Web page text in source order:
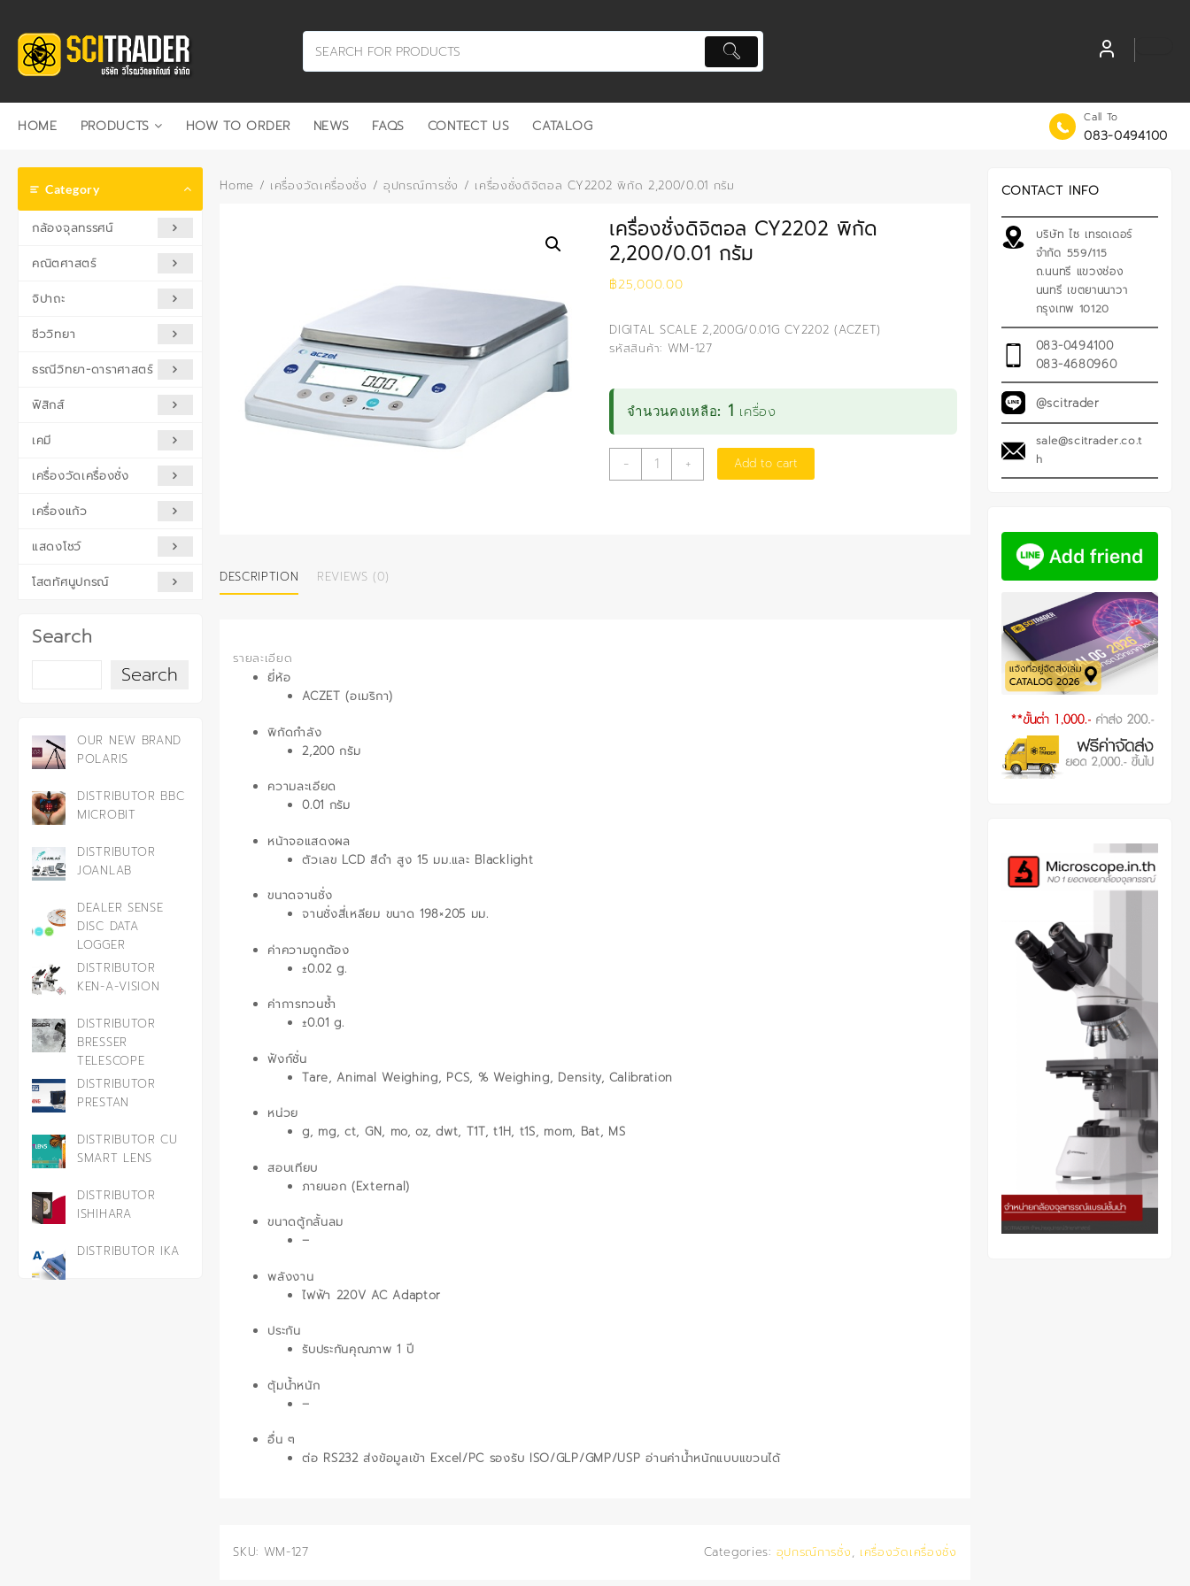
content
HOME PRODUCTS HOW TO ORDER NEWS FAQS CONTECT US CATALOG Call To
083-0494100
Category
กล้องจุลทรรศน์
คณิตศาสตร์
จิปาถะ
ชีววิทยา
ธรณีวิทยา-ดาราศาสตร์
ฟิสิกส์
เคมี
เครื่องวัดเครื่องชั่ง
เครื่องแก้ว
แสดงโชว์
โสตทัศนูปกรณ์
Search
Search
OUR NEW BRAND
POLARIS
DISTRIBUTOR BBC
MICROBIT
DISTRIBUTOR
JOANLAB
DEALER SENSE
DISC DATA
LOGGER
DISTRIBUTOR
KEN-A-VISION
DISTRIBUTOR
BRESSER
TELESCOPE
DISTRIBUTOR
PRESTAN
DISTRIBUTOR CU
SMART LENS
DISTRIBUTOR
ISHIHARA
DISTRIBUTOR IKA
Home / เครื่องวัดเครื่องชั่ง /อุปกรณ์การชั่ง / เครื่องชั่งดิจิตอล CY2202 พิกัด 2,200/0.01 กรัม
เครื่องชั่งดิจิตอล CY2202 พิกัด
2,200/0.01 กรัม
฿25,000.00
DIGITAL SCALE 2,200G/0.01G CY2202 (ACZET)
รหัสสินค้า: WM-127
จำนวนคงเหลือ: 1 เครื่อง
-
เครื่อง
ชั่ง
+ Add to cart
DESCRIPTION REVIEWS (0)
รายละเอียด
ยี่ห้อ
ACZET (อเมริกา)
พิกัดกำลัง
2,200 กรัม
ความละเอียด
0.01 กรัม
หน้าจอแสดงผล
ตัวเลข LCD สีดำ สูง 15 มม.และ Blacklight
ขนาดจานชั่ง
จานชั่งสี่เหลียม ขนาด 198×205 มม.
ค่าความถูกต้อง
±0.02 g.
ค่าการทวนซ้ำ
±0.01 g.
ฟังก์ชั่น
Tare, Animal Weighing, PCS, % Weighing, Density, Calibration
หน่วย
g, mg, ct, GN, mo, oz, dwt, T1T, t1H, t1S, mom, Bat, MS
สอบเทียบ
ภายนอก (External)
ขนาดตู้กลั้นลม
–
พลังงาน
ไฟฟ้า 220V AC Adaptor
ประกัน
รับประกันคุณภาพ 1 ปี
ตุ้มน้ำหนัก
–
อื่น ๆ
ต่อ RS232 ส่งข้อมูลเข้า Excel/PC รองรับ ISO/GLP/GMP/USP อ่านค่าน้ำหนักแบบแขวนได้
SKU: WM-127 Categories: อุปกรณ์การชั่ง, เครื่องวัดเครื่องชั่ง
CONTACT INFO
บริษัท ไซ เทรดเดอร์
จำกัด 559/115
ถ.นนทรี แขวงช่อง
นนทรี เขตยานนาวา
กรุงเทพ 10120
083-0494100
083-4680960
@scitrader
sale@scitrader.co.t
h